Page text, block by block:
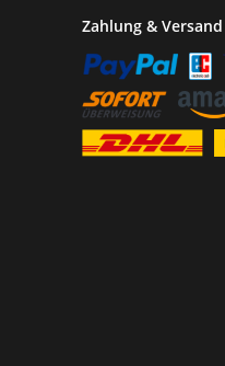
Zahlung & Versand